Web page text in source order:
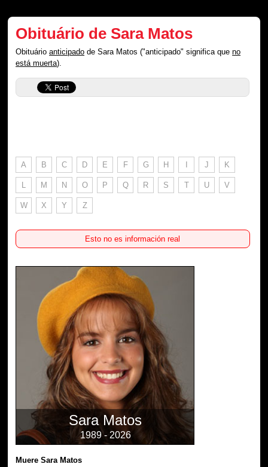
Obituário de Sara Matos
Obituárioanticipado de Sara Matos ("anticipado" significa queno
está muerta).
A B C D E F G H I J K
L M N O P Q R S T U V
W X Y Z
Esto no es información real
Sara Matos
1989 - 2026
Muere Sara Matos